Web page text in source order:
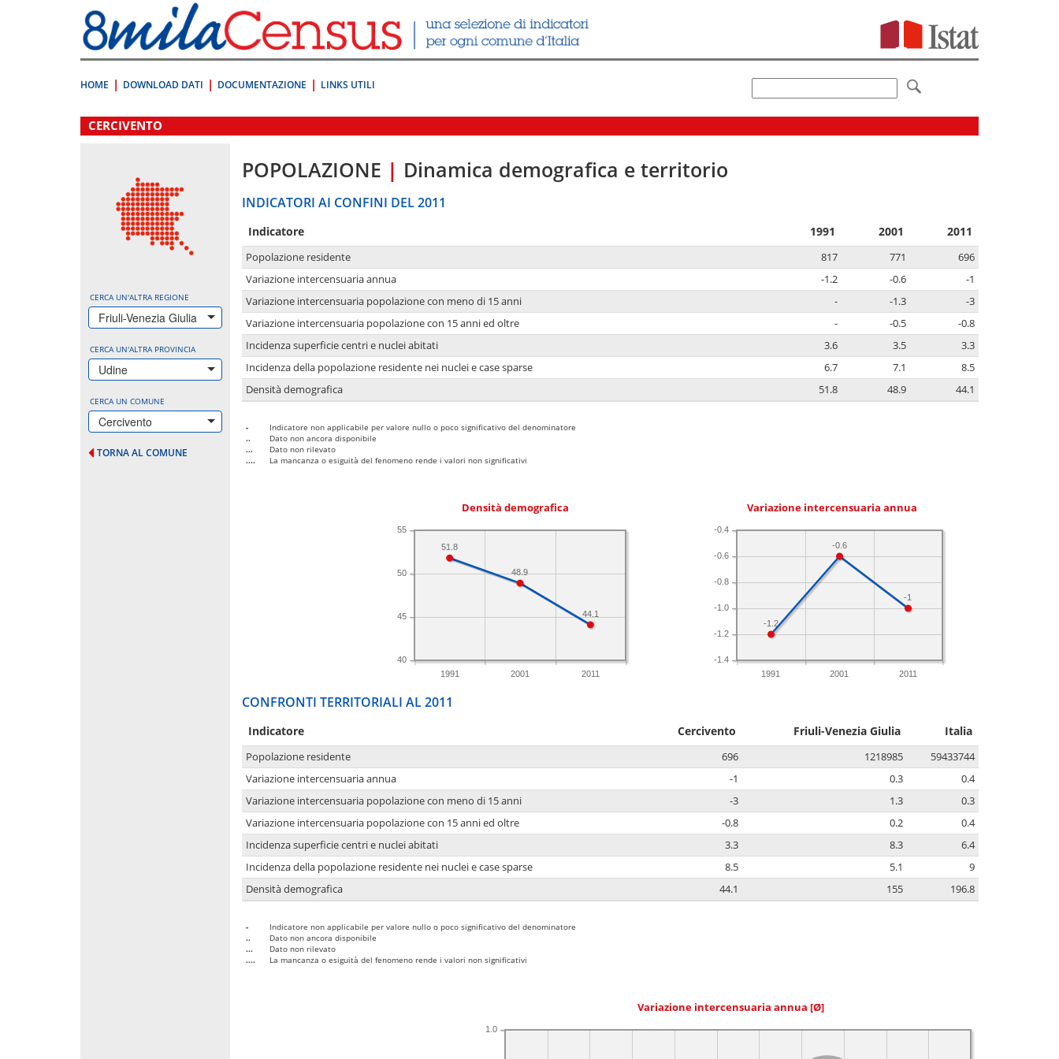
direttamente
a:
Contenuto
HOME DOWNLOAD DATI DOCUMENTAZIONE LINKS UTILI
.
CERCIVENTO
CERCA UN'ALTRA REGIONE
Friuli-Venezia Giulia
CERCA UN'ALTRA PROVINCIA
Udine
CERCA UN COMUNE
Cercivento
TORNA AL COMUNE
POPOLAZIONE | Dinamica demografica e territorio
INDICATORI AI CONFINI DEL 2011
Indicatore 1991 2001 2011
Popolazione residente 817 771
696
Variazione intercensuaria annua
-1.2 -0.6
-1
Variazione intercensuaria popolazione con meno di 15 anni
- -1.3
-3
Variazione intercensuaria popolazione con 15 anni ed oltre
- -0.5
-0.8
Incidenza superficie centri e nuclei abitati
3.6 3.5
3.3
Incidenza della popolazione residente nei nuclei e case sparse
6.7 7.1
8.5
Densità demografica
51.8 48.9 44.1
-
Indicatore non applicabile per valore nullo o poco significativo del denominatore
..
Dato non ancora disponibile
...
Dato non rilevato
....
La mancanza o esiguità del fenomeno rende i valori non significativi
Densità demografica
1991 2001 2011
40
45
50
55
44.1
48.9
51.8
Variazione intercensuaria annua
1991 2001 2011
-1.4
-1.2
-1.0
-0.8
-0.6
-0.4
-1
-0.6
-1.2
CONFRONTI TERRITORIALI AL 2011
Indicatore Cercivento Friuli-Venezia Giulia Italia
Popolazione residente 696 1218985
59433744
Variazione intercensuaria annua
-1 0.3
0.4
Variazione intercensuaria popolazione con meno di 15 anni
-3 1.3
0.3
Variazione intercensuaria popolazione con 15 anni ed oltre
-0.8 0.2
0.4
Incidenza superficie centri e nuclei abitati
3.3 8.3
6.4
Incidenza della popolazione residente nei nuclei e case sparse
8.5 5.1
9
Densità demografica
44.1 155 196.8
-
Indicatore non applicabile per valore nullo o poco significativo del denominatore
..
Dato non ancora disponibile
...
Dato non rilevato
....
La mancanza o esiguità del fenomeno rende i valori non significativi
Variazione intercensuaria annua [Ø]
1.0